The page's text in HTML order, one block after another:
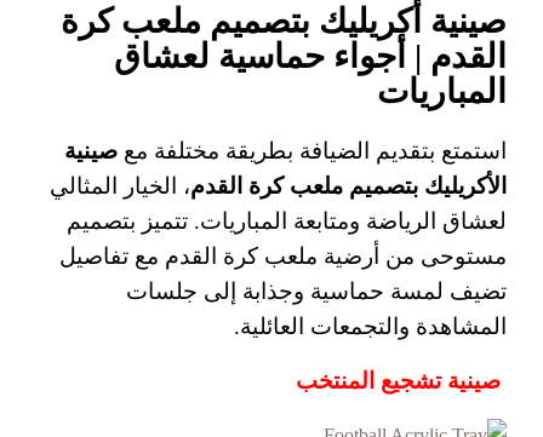
صينية أكريليك بتصميم ملعب كرة
القدم | أجواء حماسية لعشاق
المباريات
استمتع بتقديم الضيافة بطريقة مختلفة مع صينية
الأكريليك بتصميم ملعب كرة القدم، الخيار المثالي
لعشاق الرياضة ومتابعة المباريات. تتميز بتصميم
مستوحى من أرضية ملعب كرة القدم مع تفاصيل
تضيف لمسة حماسية وجذابة إلى جلسات
المشاهدة والتجمعات العائلية.
صينية تشجيع المنتخب